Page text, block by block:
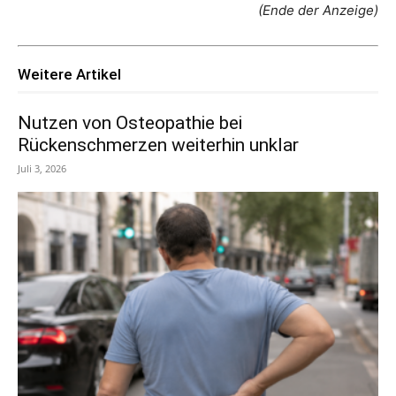
(Ende der Anzeige)
Weitere Artikel
Nutzen von Osteopathie bei
Rückenschmerzen weiterhin unklar
Juli 3, 2026